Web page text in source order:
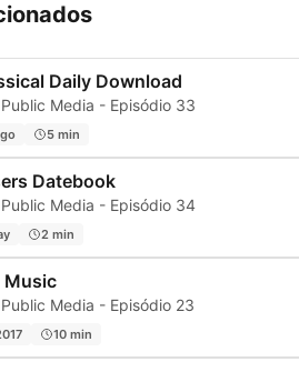
Daily Download
Media - Episódio 33
5 min
Datebook
Media - Episódio 34
2 min
Music
Media - Episódio 23
10 min